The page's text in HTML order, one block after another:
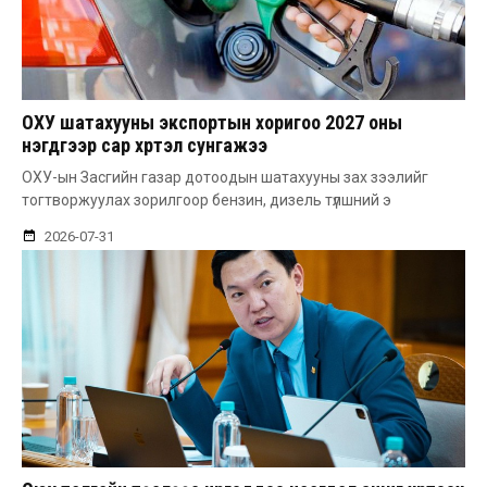
ОХУ шатахууны экспортын хоригоо 2027 оны
нэгдүгээр сар хүртэл сунгажээ
ОХУ-ын Засгийн газар дотоодын шатахууны зах зээлийг
тогтворжуулах зорилгоор бензин, дизель түлшний э
2026-07-31